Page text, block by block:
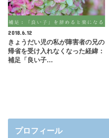
2018.6.12
きょうだい児の私が障害者の兄の
帰省を受け入れなくなった経緯：
補足「良い子…
プロフィール